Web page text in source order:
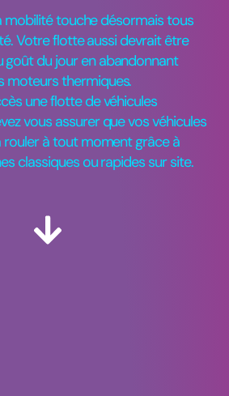
mobilité touche désormais tous
Votre flotte aussi devrait être
goût du jour en abandonnant
moteurs thermiques.​
une flotte de véhicules
vous assurer que vos véhicules
à tout moment grâce à
classiques ou rapides sur site.